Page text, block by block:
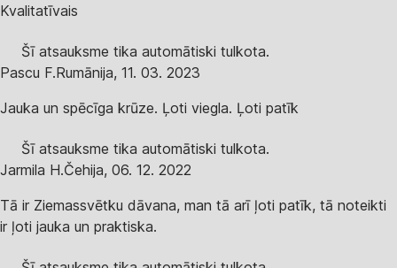
Kvalitatīvais
Šī atsauksme tika automātiski tulkota.
Pascu F.Rumānija, 11. 03. 2023
Jauka un spēcīga krūze. Ļoti viegla. Ļoti patīk
Šī atsauksme tika automātiski tulkota.
Jarmila H.Čehija, 06. 12. 2022
Tā ir Ziemassvētku dāvana, man tā arī ļoti patīk, tā noteikti
ir ļoti jauka un praktiska.